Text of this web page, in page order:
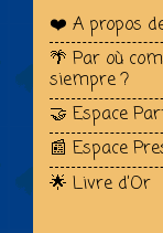
❤️ A propos
🌴 Par où
siempre ?
🤝 Espace
📰 Espace
🌟 Livre d’Or